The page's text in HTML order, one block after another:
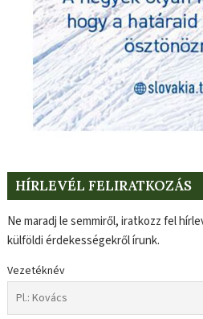
HÍRLEVÉL FELIRATKOZÁS
Ne maradj le semmiről, iratkozz fel
külföldi érdekességekről írunk.
Vezetéknév